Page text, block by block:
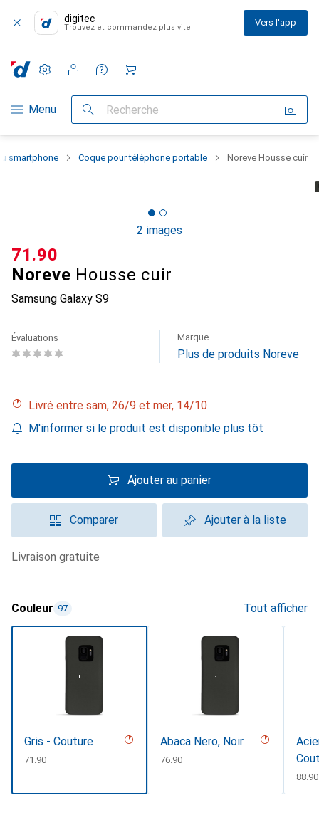
digitec
Trouvez et commandez plus vite Vers l'app
Navigation par catégorie
Menu Recherche
Paramètres
Compte client
Listes de comparaison
Listes d'envies
Panier
smartphone Coque pour téléphone portable Noreve Housse cuir
2 images
Noreve Housse cuir
Samsung Galaxy S9
CHF
71.90
Évaluations Marque
Plus de produits Noreve
Livré entre sam, 26/9 et mer, 14/10
M'informer si le produit est disponible plus tôt
Ajouter au panier
Comparer Ajouter à la liste
livraison gratuite
Couleur 97 Tout afficher
Gris - Couture
CHF
71.90
Abaca Nero, Noir
CHF
76.90
CHF
88.90